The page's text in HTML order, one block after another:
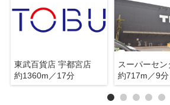
東武百貨店 宇都宮店
約1360m／17分
約717m／9分